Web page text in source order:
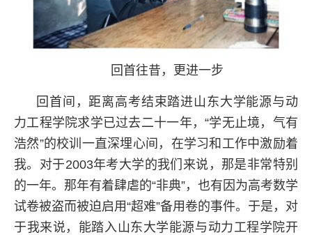
回首往昔，更进一步
回首间，距离高考结束踏进山东大学能源与动
力工程学院求学已过去二十一年，“学无止境，气有
浩然”的校训一直深埋心间，在学习和工作中激励着
我。对于2003年考大学的我们来说，那是非常特别
的一年。那年有着肆虐的“非典”，也有因为高考数学
试卷被盗而被迫启用“超难”备用卷的事件。于是，对
于我来说，能踏入山东大学能源与动力工程学院开